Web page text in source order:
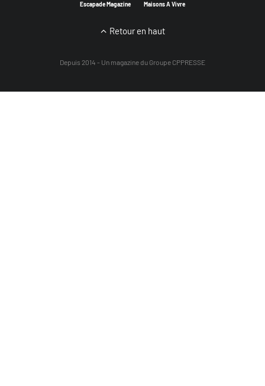
Escapade Magazine Maisons A Vivre
Retour en haut
Depuis 2014 - Un magazine du Groupe CPPRESSE